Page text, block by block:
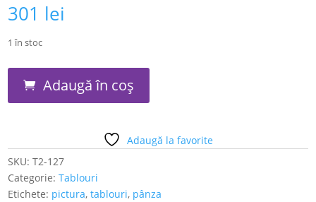
301 lei
1 în stoc
Triptic
Adaugă în coș
Adaugă la favorite
SKU:T2-127
Categorie:Tablouri
Etichete: pictura,tablouri, pânza